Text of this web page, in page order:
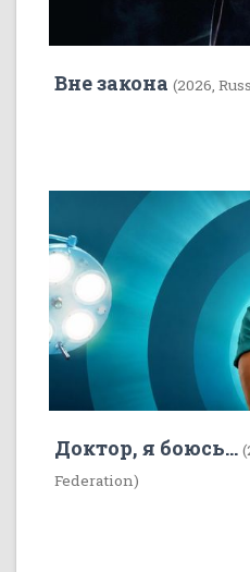
Вне закона (2026,
Доктор, я боюсь...
Federation)